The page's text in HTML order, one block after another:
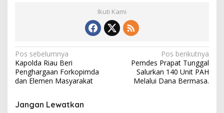
Ikuti Kami
N
a
v
i
Pos sebelumnya
Kapolda Riau Beri
Penghargaan Forkopimda
dan Elemen Masyarakat
Pos berikutnya
Pemdes Prapat Tunggal
Salurkan 140 Unit PAH
Melalui Dana Bermasa.
Jangan Lewatkan